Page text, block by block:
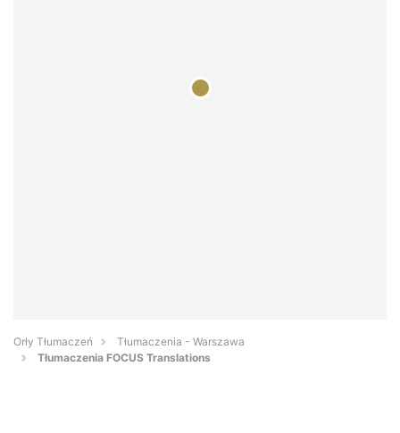
Orły Tłumaczeń
Tłumaczenia - Warszawa
Tłumaczenia FOCUS Translations